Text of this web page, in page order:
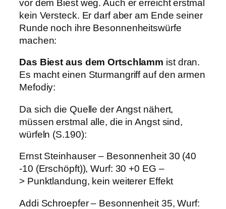
vor dem Biest weg. Auch er erreicht erstmal
kein Versteck. Er darf aber am Ende seiner
Runde noch ihre Besonnenheitswürfe
machen:
Das Biest aus dem Ortschlamm ist dran.
Es macht einen Sturmangriff auf den armen
Mefodiy:
Da sich die Quelle der Angst nähert,
müssen erstmal alle, die in Angst sind,
würfeln (S.190):
Ernst Steinhauser – Besonnenheit 30 (40
-10 (Erschöpft)), Wurf: 30 +0 EG –
> Punktlandung, kein weiterer Effekt
Addi Schroepfer – Besonnenheit 35, Wurf: